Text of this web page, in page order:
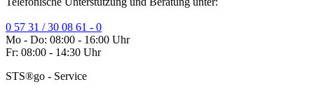
0 57 31 / 30 08 61 - 0
Mo - Do: 08:00 - 16:00 Uhr
Fr: 08:00 - 14:30 Uhr
STS®go - Service